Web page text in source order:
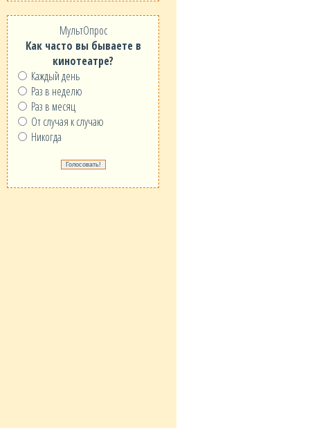
МультОпрос
Как часто вы бываете в
кинотеатре?
Каждый день
Раз в неделю
Раз в месяц
От случая к случаю
Никогда